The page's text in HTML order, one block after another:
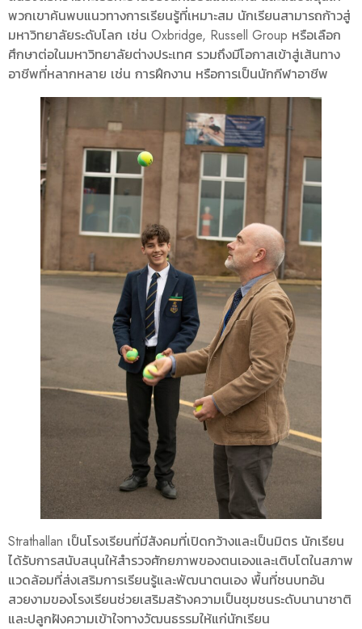
พวกเขาค้นพบแนวทางการเรียนรู้ที่เหมาะสม นักเรียนสามารถก้าวสู่
มหาวิทยาลัยระดับโลก เช่น Oxbridge, Russell Group หรือเลือก
ศึกษาต่อในมหาวิทยาลัยต่างประเทศ รวมถึงมีโอกาสเข้าสู่เส้นทาง
อาชีพที่หลากหลาย เช่น การฝึกงาน หรือการเป็นนักกีฬาอาชีพ
Strathallan เป็นโรงเรียนที่มีสังคมที่เปิดกว้างและเป็นมิตร นักเรียน
ได้รับการสนับสนุนให้สำรวจศักยภาพของตนเองและเติบโตในสภาพ
แวดล้อมที่ส่งเสริมการเรียนรู้และพัฒนาตนเอง พื้นที่ชนบทอัน
สวยงามของโรงเรียนช่วยเสริมสร้างความเป็นชุมชนระดับนานาชาติ
และปลูกฝังความเข้าใจทางวัฒนธรรมให้แก่นักเรียน